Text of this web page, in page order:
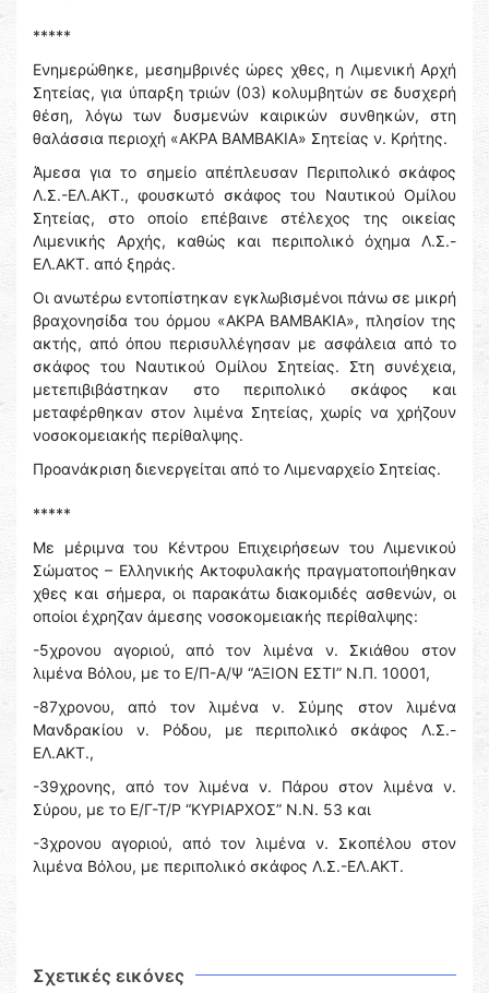
*****
Ενημερώθηκε, μεσημβρινές ώρες χθες, η Λιμενική Αρχή
Σητείας, για ύπαρξη τριών (03) κολυμβητών σε δυσχερή
θέση, λόγω των δυσμενών καιρικών συνθηκών, στη
θαλάσσια περιοχή «ΑΚΡΑ ΒΑΜΒΑΚΙΑ» Σητείας ν. Κρήτης.
Άμεσα για το σημείο απέπλευσαν Περιπολικό σκάφος
Λ.Σ.-ΕΛ.ΑΚΤ., φουσκωτό σκάφος του Ναυτικού Ομίλου
Σητείας, στο οποίο επέβαινε στέλεχος της οικείας
Λιμενικής Αρχής, καθώς και περιπολικό όχημα Λ.Σ.-
ΕΛ.ΑΚΤ. από ξηράς.
Οι ανωτέρω εντοπίστηκαν εγκλωβισμένοι πάνω σε μικρή
βραχονησίδα του όρμου «ΑΚΡΑ ΒΑΜΒΑΚΙΑ», πλησίον της
ακτής, από όπου περισυλλέγησαν με ασφάλεια από το
σκάφος του Ναυτικού Ομίλου Σητείας. Στη συνέχεια,
μετεπιβιβάστηκαν στο περιπολικό σκάφος και
μεταφέρθηκαν στον λιμένα Σητείας, χωρίς να χρήζουν
νοσοκομειακής περίθαλψης.
Προανάκριση διενεργείται από το Λιμεναρχείο Σητείας.
*****
Με μέριμνα του Κέντρου Επιχειρήσεων του Λιμενικού
Σώματος – Ελληνικής Ακτοφυλακής πραγματοποιήθηκαν
χθες και σήμερα, οι παρακάτω διακομιδές ασθενών, οι
οποίοι έχρηζαν άμεσης νοσοκομειακής περίθαλψης:
-5χρονου αγοριού, από τον λιμένα ν. Σκιάθου στον
λιμένα Βόλου, με το Ε/Π-Α/Ψ “ΑΞΙΟΝ ΕΣΤΙ” Ν.Π. 10001,
-87χρονου, από τον λιμένα ν. Σύμης στον λιμένα
Μανδρακίου ν. Ρόδου, με περιπολικό σκάφος Λ.Σ.-
ΕΛ.ΑΚΤ.,
-39χρονης, από τον λιμένα ν. Πάρου στον λιμένα ν.
Σύρου, με το Ε/Γ-Τ/Ρ “ΚΥΡΙΑΡΧΟΣ” Ν.Ν. 53 και
-3χρονου αγοριού, από τον λιμένα ν. Σκοπέλου στον
λιμένα Βόλου, με περιπολικό σκάφος Λ.Σ.-ΕΛ.ΑΚΤ.
Σχετικές εικόνες